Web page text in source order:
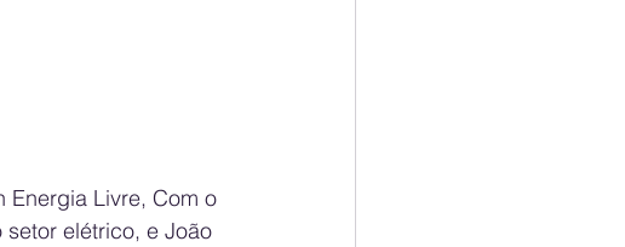
Energia Livre, Com o
elétrico, e João